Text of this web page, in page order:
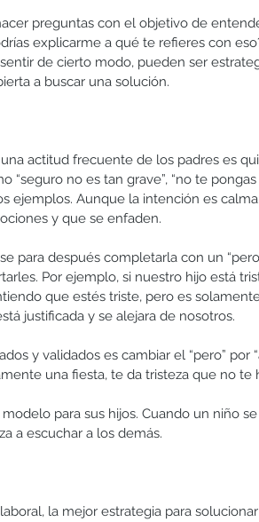
preguntas con el objetivo de
explicarme a qué te refieres con
de cierto modo, pueden ser
a buscar una solución.
actitud frecuente de los padres es
“seguro no es tan grave”, “no te
ejemplos. Aunque la intención es
y que se enfaden.
para después completarla con un
Por ejemplo, si nuestro hijo está
que estés triste, pero es
justificada y se alejara de nosotros.
y validados es cambiar el “pero” por
una fiesta, te da tristeza que no te
para sus hijos. Cuando un niño
a escuchar a los demás.
la mejor estrategia para solucionar